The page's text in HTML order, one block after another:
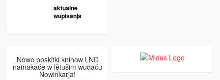
aktualne
wupisanja
Nowe poskitki knihow LND
namakaće w lětušim wudaću
Nowinkarja!